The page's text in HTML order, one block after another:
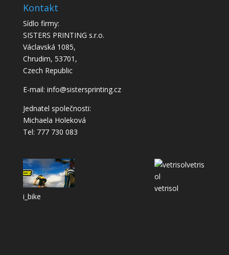
Kontakt
Sídlo firmy:
SISTERS PRINTING s.r.o.
Václavská 1085,
Chrudim, 53701,
Czech Republic
E-mail: info@sistersprinting.cz
Jednatel společnosti:
Michaela Holeková
Tel: 777 730 083
i_bike
vetrisol